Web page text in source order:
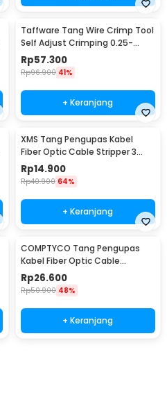
Taffware Tang Wire Crimp Tool
Self Adjust Crimping 0.25-
6mm2 AWG23-10 - HSC8 6-6A
Rp57.300
Rp96.900 41%
+ Keranjang
XMS Tang Pengupas Kabel
Fiber Optic Cable Stripper 3
Hole - CFS-3
Rp14.900
Rp40.900 64%
+ Keranjang
COMPTYCO Tang Pengupas
Kabel Fiber Optic Cable
Stripper 4.8-7.9mm - 45-165
Rp26.600
Rp50.900 48%
+ Keranjang